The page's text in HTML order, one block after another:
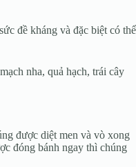
đề kháng và đặc biệt có thể
nha, quả hạch, trái cây
được diệt men và vò xong
đóng bánh ngay thì chúng